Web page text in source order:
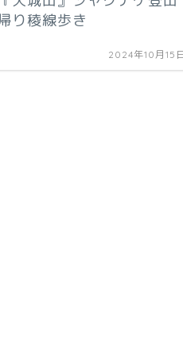
り稜線歩き
2024年10月15